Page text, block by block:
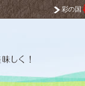
彩の国